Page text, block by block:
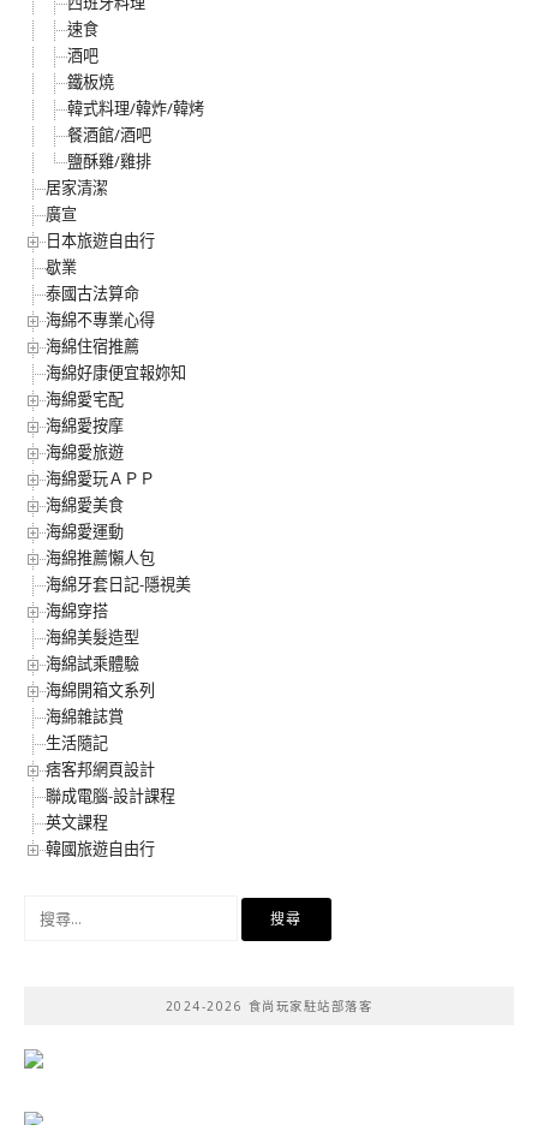
速食
酒吧
鐵板燒
韓式料理/韓炸/韓烤
餐酒館/酒吧
鹽酥雞/雞排
居家清潔
廣宣
日本旅遊自由行
歇業
泰國古法算命
海綿不專業心得
海綿住宿推薦
海綿好康便宜報妳知
海綿愛宅配
海綿愛按摩
海綿愛旅遊
海綿愛玩ＡＰＰ
海綿愛美食
海綿愛運動
海綿推薦懶人包
海綿牙套日記-隱視美
海綿穿搭
海綿美髮造型
海綿試乘體驗
海綿開箱文系列
海綿雜誌賞
生活隨記
痞客邦網頁設計
聯成電腦-設計課程
英文課程
韓國旅遊自由行
2024-2026 食尚玩家駐站部落客